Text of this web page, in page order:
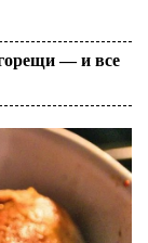
— и все